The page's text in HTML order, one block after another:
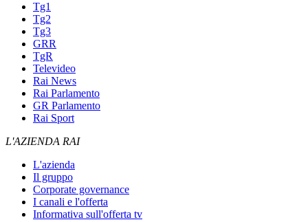
Tg1
Tg2
Tg3
GRR
TgR
Televideo
Rai News
Rai Parlamento
GR Parlamento
Rai Sport
L'AZIENDA RAI
L'azienda
Il gruppo
Corporate governance
I canali e l'offerta
Informativa sull'offerta tv